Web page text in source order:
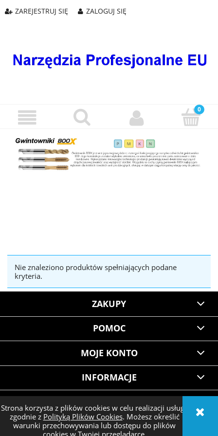
Strona korzysta z plików cookies w celu realizacji usług i
zgodnie z Polityką Plików Cookies. Możesz określić
warunki przechowywania lub dostępu do plików
cookies w Twojej przeglądarce.
ZAREJESTRUJ SIĘ ZALOGUJ SIĘ
Nie znaleziono produktów spełniających podane
kryteria.
ZAKUPY
POMOC
MOJE KONTO
INFORMACJE
POKAŻ PEŁNĄ WERSJĘ STRONY